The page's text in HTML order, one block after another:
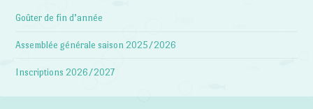
Goûter de fin d’année
Assemblée générale saison 2025/2026
Inscriptions 2026/2027